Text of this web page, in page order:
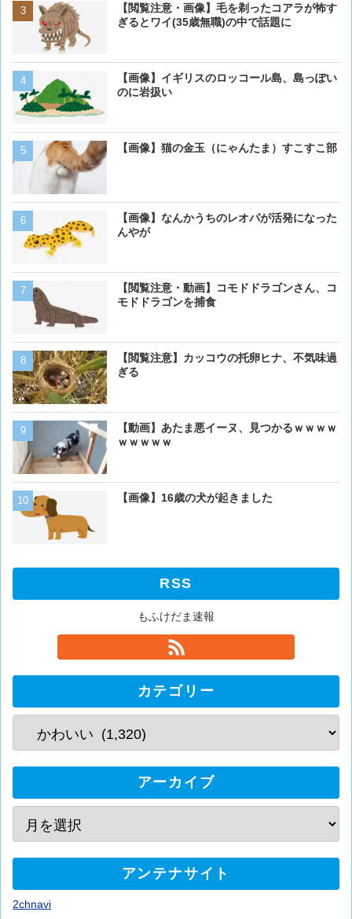
【閲覧注意・画像】毛を剃ったコアラが怖す
ぎるとワイ(35歳無職)の中で話題に
【画像】イギリスのロッコール島、島っぽい
のに岩扱い
【画像】猫の金玉（にゃんたま）すこすこ部
【画像】なんかうちのレオパが活発になった
んやが
【閲覧注意・動画】コモドドラゴンさん、コ
モドドラゴンを捕食
【閲覧注意】カッコウの托卵ヒナ、不気味過
ぎる
【動画】あたま悪イーヌ、見つかるｗｗｗｗ
ｗｗｗｗｗ
【画像】16歳の犬が起きました
【画像】イギリスのロッコ
のに岩扱い
犬って普段何考えてるの？
【画像大量！】イッヌさん
【画像】 アメリカのケー
ベーリング海のカニ漁「
死亡率は0.02％です」←意
【動画】男性、ロバにちょ
【動画】虎さん、飼い慣ら
【動画】ワニ、歩く
RSS
もふけだま速報
カテゴリー
アーカイブ
アンテナサイト
2chnavi